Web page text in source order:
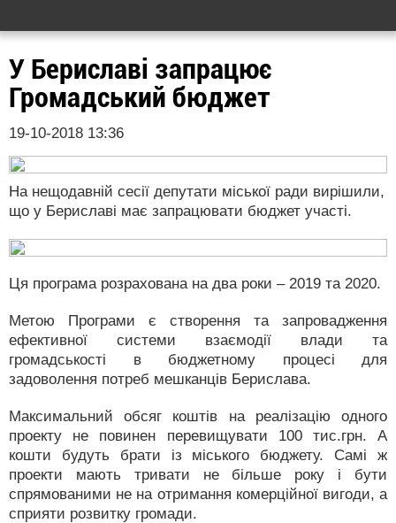
У Бериславі запрацює
Громадський бюджет
19-10-2018 13:36
На нещодавній сесії депутати міської ради вирішили,
що у Бериславі має запрацювати бюджет участі.
Ця програма розрахована на два роки – 2019 та 2020.
Метою Програми є створення та запровадження
ефективної системи взаємодії влади та
громадськості в бюджетному процесі для
задоволення потреб мешканців Берислава.
Максимальний обсяг коштів на реалізацію одного
проекту не повинен перевищувати 100 тис.грн. А
кошти будуть брати із міського бюджету. Самі ж
проекти мають тривати не більше року і бути
спрямованими не на отримання комерційної вигоди, а
сприяти розвитку громади.